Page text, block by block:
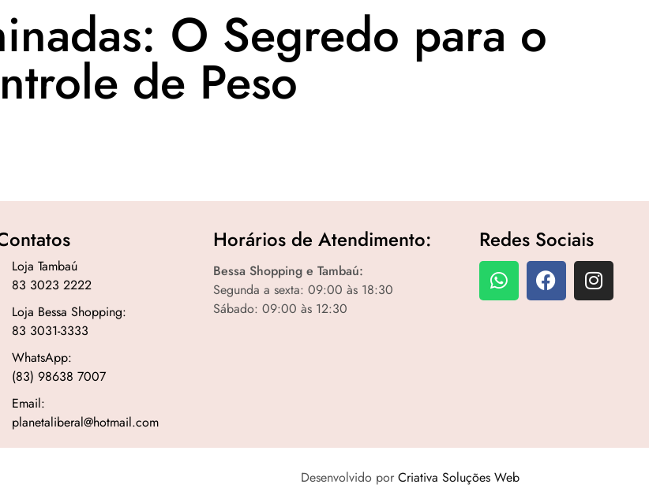
O Segredo para o
de Peso
Loja Tambaú
83 3023 2222
Loja Bessa Shopping:
83 3031-3333
WhatsApp:
(83) 98638 7007
Email:
planetaliberal@hotmail.com
Horários de Atendimento:
Bessa Shopping e Tambaú:
Segunda a sexta: 09:00 às 18:30
Sábado: 09:00 às 12:30
Redes Sociais
Desenvolvido por Criativa Soluções Web